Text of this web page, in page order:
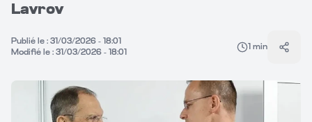
Lavrov
Publié le : 31/03/2026 - 18:01
Modifié le : 31/03/2026 - 18:01
1 min